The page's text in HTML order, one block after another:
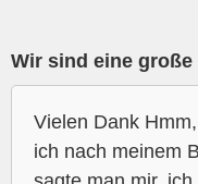
Wir sind eine große
Vielen Dank
ich nach meinem